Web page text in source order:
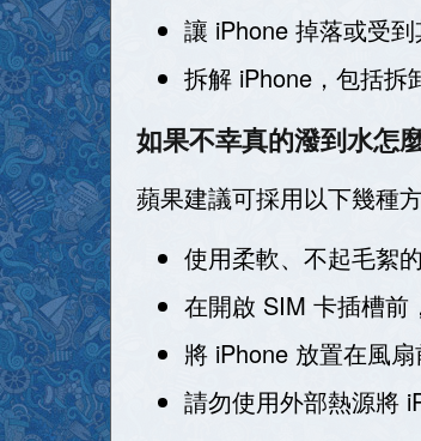
讓 iPhone 掉落或受
拆解 iPhone，包括拆
如果不幸真的潑到水怎
蘋果建議可採用以下幾種
使用柔軟、不起毛絮
在開啟 SIM 卡插槽前
將 iPhone 放置在風
請勿使用外部熱源將